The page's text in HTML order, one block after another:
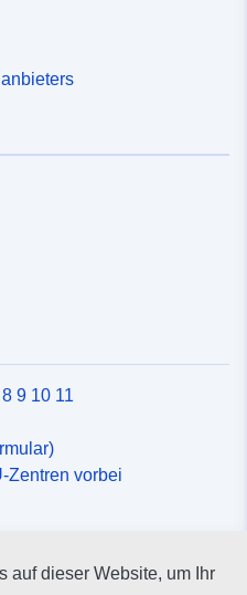
9 10 11
Zentren vorbei
auf dieser Website, um Ihr